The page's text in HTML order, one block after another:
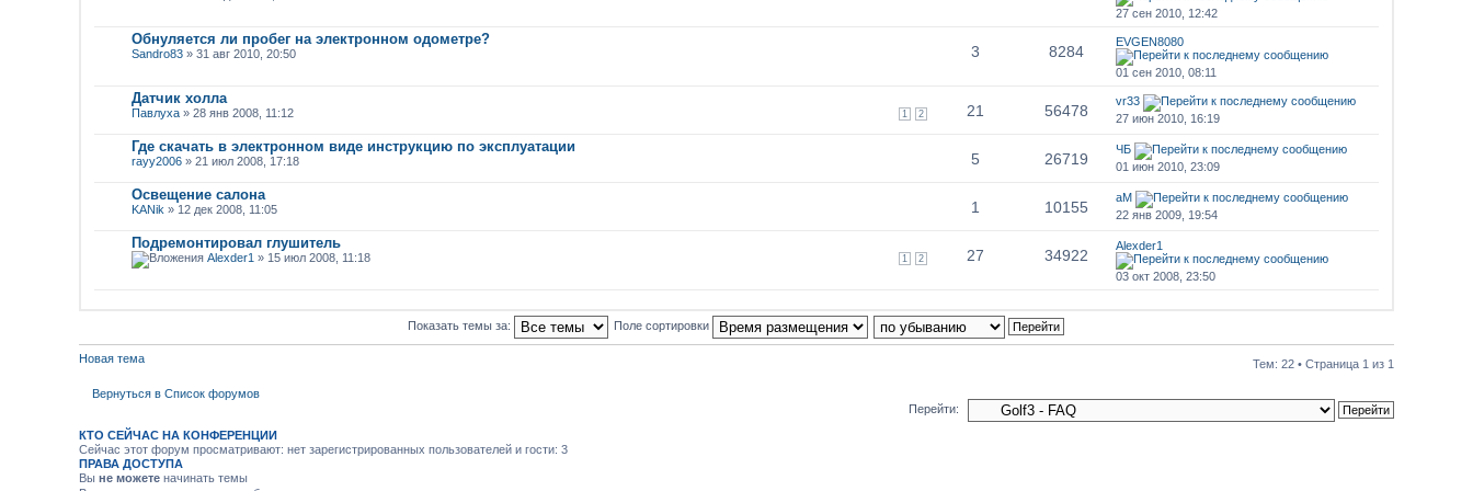
27 сен 2010, 12:42
Обнуляется ли пробег на электронном одометре?
Sandro83 » 31 авг 2010, 20:50 3 8284
EVGEN8080
01 сен 2010, 08:11
Датчик холла
1 2
Павлуха » 28 янв 2008, 11:12 21 56478
vr33
27 июн 2010, 16:19
Где скачать в электронном виде инструкцию по эксплуатации
rayy2006 » 21 июл 2008, 17:18 5 26719
ЧБ
01 июн 2010, 23:09
Освещение салона
KANik » 12 дек 2008, 11:05 1 10155
аМ
22 янв 2009, 19:54
Подремонтировал глушитель
1 2
Alexder1 » 15 июл 2008, 11:18 27 34922
Alexder1
03 окт 2008, 23:50
Показать темы за: Поле сортировки
Новая тема Тем: 22 • Страница 1 из 1
Вернуться в Список форумов
Перейти:
КТО СЕЙЧАС НА КОНФЕРЕНЦИИ
Сейчас этот форум просматривают: нет зарегистрированных пользователей и гости: 3
ПРАВА ДОСТУПА
Вы не можете начинать темы